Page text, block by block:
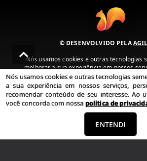
© DESENVOLVIDO PELA
Nós usamos cookies e outras tecnologias
melhorar a sua experiência em nossos
publicidade e recomendar conteúdo de seu
nossos serviços, você concorda com nossa
termos de uso.
Política de Privacidade Termos
Nós usamos cookies e outras tecnologias
a sua experiência em nossos serviços,
recomendar conteúdo de seu interesse. Ao
você concorda com nossa política de
ENTENDI